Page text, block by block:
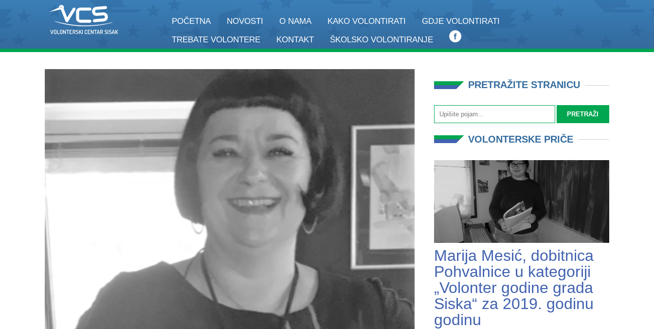
POČETNA NOVOSTI O NAMA KAKO VOLONTIRATI
GDJE VOLONTIRATI
TREBATE VOLONTERE
KONTAKT ŠKOLSKO VOLONTIRANJE
PRETRAŽITE STRANICU
VOLONTERSKE PRIČE
Marija Mesić, dobitnica
Pohvalnice u kategoriji
„Volonter godine grada
Siska“ za 2019. godinu
godinu